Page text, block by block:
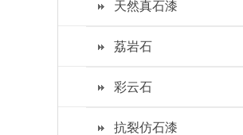
天然真石漆
荔岩石
彩云石
抗裂仿石漆